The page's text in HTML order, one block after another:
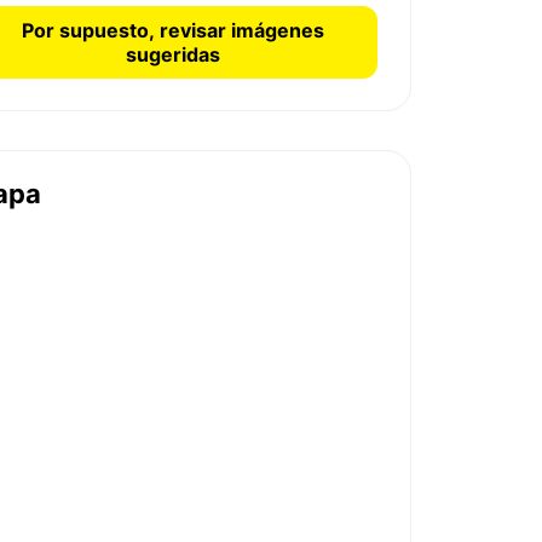
Por supuesto, revisar imágenes
sugeridas